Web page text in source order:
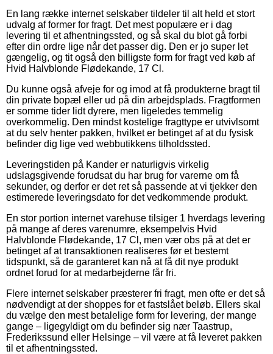
En lang række internet selskaber tildeler til alt held et stort
udvalg af former for fragt. Det mest populære er i dag
levering til et afhentningssted, og så skal du blot gå forbi
efter din ordre lige når det passer dig. Den er jo super let
gængelig, og tit også den billigste form for fragt ved køb af
Hvid Halvblonde Flødekande, 17 Cl.
Du kunne også afveje for og imod at få produkterne bragt til
din private bopæl eller ud på din arbejdsplads. Fragtformen
er somme tider lidt dyrere, men ligeledes temmelig
overkommelig. Den mindst kostelige fragttype er utvivlsomt
at du selv henter pakken, hvilket er betinget af at du fysisk
befinder dig lige ved webbutikkens tilholdssted.
Leveringstiden på Kander er naturligvis virkelig
udslagsgivende forudsat du har brug for varerne om få
sekunder, og derfor er det ret så passende at vi tjekker den
estimerede leveringsdato for det vedkommende produkt.
En stor portion internet varehuse tilsiger 1 hverdags levering
på mange af deres varenumre, eksempelvis Hvid
Halvblonde Flødekande, 17 Cl, men vær obs på at det er
betinget af at transaktionen realiseres før et bestemt
tidspunkt, så de garanteret kan nå at få dit nye produkt
ordnet forud for at medarbejderne får fri.
Flere internet selskaber præsterer fri fragt, men ofte er det så
nødvendigt at der shoppes for et fastslået beløb. Ellers skal
du vælge den mest betalelige form for levering, der mange
gange – ligegyldigt om du befinder sig nær Taastrup,
Frederikssund eller Helsinge – vil være at få leveret pakken
til et afhentningssted.